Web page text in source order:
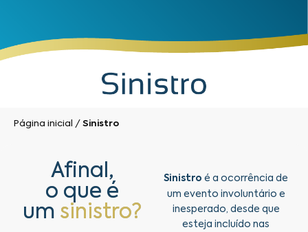
Página inicial / Sinistro
Afinal,
o que é
um sinistro?
Sinistro é a ocorrência de
um evento involuntário e
inesperado, desde que
esteja incluído nas